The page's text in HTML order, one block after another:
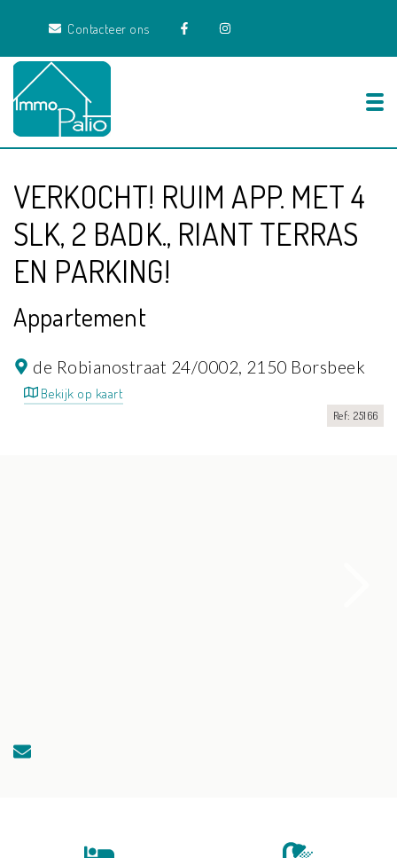
Contacteer ons
VERKOCHT! RUIM APP. MET 4
SLK, 2 BADK., RIANT TERRAS
EN PARKING!
Appartement
de Robianostraat 24/0002, 2150 Borsbeek
Bekijk op kaart
Ref: 25166